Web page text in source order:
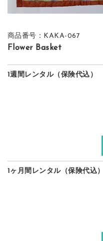
商品番号：KAKA-067
Flower Basket
1週間レンタル（保険代込）
1ヶ月間レンタル（保険代込）